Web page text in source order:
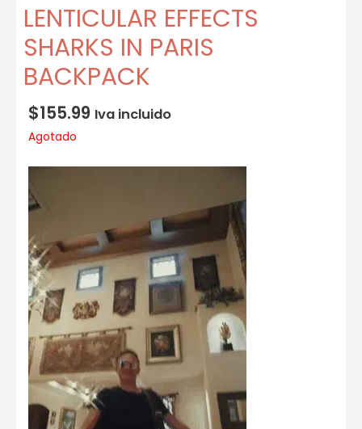
LENTICULAR EFFECTS
SHARKS IN PARIS
BACKPACK
$155.99 Iva incluido
Agotado